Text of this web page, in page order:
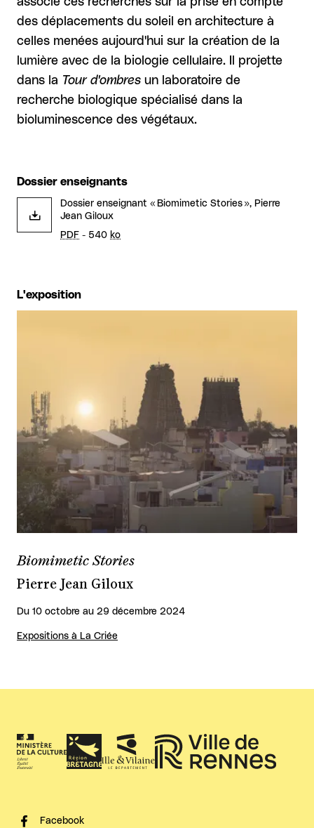
des déplacements du soleil en architecture à
celles menées aujourd'hui sur la création de la
lumière avec de la biologie cellulaire. Il projette
dans la Tour d'ombres un laboratoire de
recherche biologique spécialisé dans la
bioluminescence des végétaux.
Dossier enseignants
Dossier enseignant « Biomimetic Stories », Pierre
Jean Giloux
PDF - 540 ko
L'exposition
Biomimetic Stories
Pierre Jean Giloux
Du 10 octobre au 29 décembre 2024
Expositions à La Criée
Facebook